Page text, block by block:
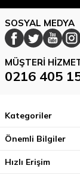
SOSYAL MEDYA
MÜŞTERI
0216 405
Kategoriler
Önemli Bilgiler
Hızlı Erişim